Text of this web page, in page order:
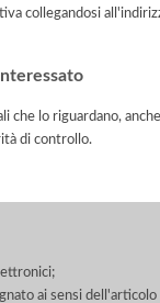
collegandosi
lo riguardano,
di controllo.
ai sensi dell'articolo